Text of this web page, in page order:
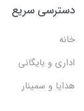
دسترسی سریع
خانه
اداری و بایگانی
هدایا و سمینار